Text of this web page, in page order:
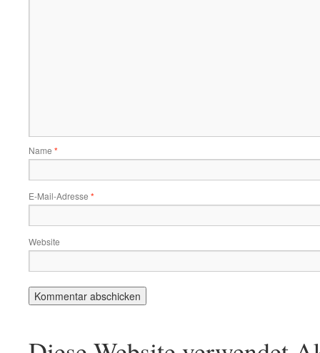
Name *
E-Mail-Adresse *
Website